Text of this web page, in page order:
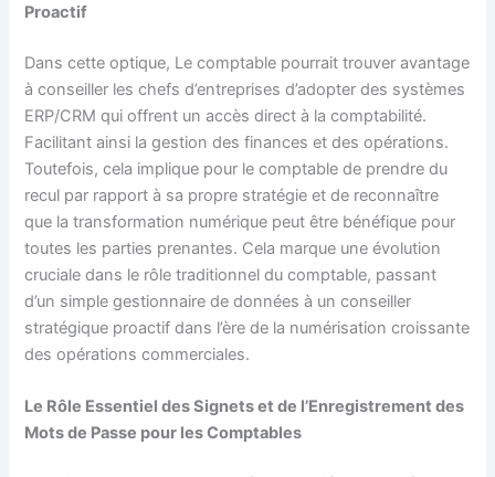
Proactif
Dans cette optique, Le comptable pourrait trouver avantage
à conseiller les chefs d’entreprises d’adopter des systèmes
ERP/CRM qui offrent un accès direct à la comptabilité.
Facilitant ainsi la gestion des finances et des opérations.
Toutefois, cela implique pour le comptable de prendre du
recul par rapport à sa propre stratégie et de reconnaître
que la transformation numérique peut être bénéfique pour
toutes les parties prenantes. Cela marque une évolution
cruciale dans le rôle traditionnel du comptable, passant
d’un simple gestionnaire de données à un conseiller
stratégique proactif dans l’ère de la numérisation croissante
des opérations commerciales.
Le Rôle Essentiel des Signets et de l’Enregistrement des
Mots de Passe pour les Comptables